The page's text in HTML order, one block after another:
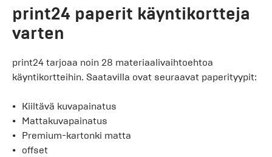
print24 paperit käyntikortteja
varten
print24 tarjoaa noin 28 materiaalivaihtoehtoa
käyntikortteihin. Saatavilla ovat seuraavat paperityypit:
Kiiltävä kuvapainatus
Mattakuvapainatus
Premium-kartonki matta
offset